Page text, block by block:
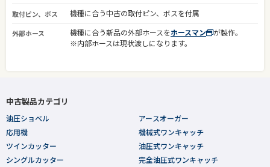
取付ピン、ボス 機種に合う中古の取付ピン、ボスを付属
外部ホース 機種に合う新品の外部ホースをホースマン
が製作。
※内部ホースは現状渡しになります。
中古製品カテゴリ
油圧ショベル
応用機
ツインカッター
シングルカッター
アースオーガー
機械式ワンキャッチ
油圧式ワンキャッチ
完全油圧式ワンキャッチ